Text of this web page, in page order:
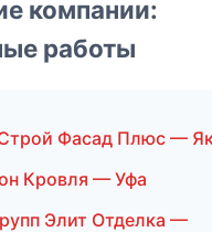
компании:
работы
Фасад Плюс —
Кровля — Уфа
Элит Отделка —